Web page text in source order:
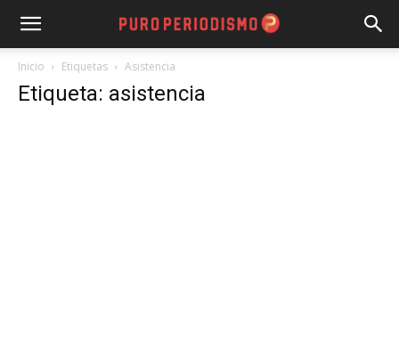
Inicio Etiquetas Asistencia
Etiqueta: asistencia